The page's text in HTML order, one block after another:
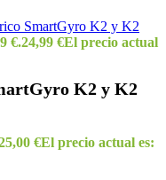
SmartGyro K2 y K2
€.24,99 €El precio actual
K2 y K2
€El precio actual es: